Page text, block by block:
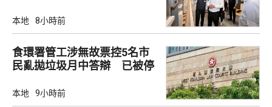
本地 8小時前
食環署管工涉無故票控5名市
民亂拋垃圾月中答辯 已被停
本地 9小時前